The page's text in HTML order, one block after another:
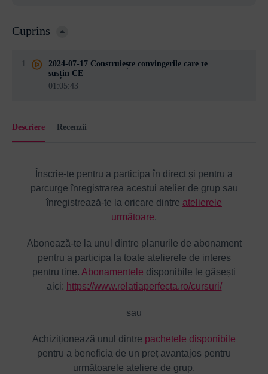
Descriere Recenzii
Înscrie-te pentru a participa în direct și pentru a
parcurge înregistrarea acestui atelier de grup sau
înregistrează-te la oricare dintre atelierele
următoare.
Abonează-te la unul dintre planurile de abonament
pentru a participa la toate atelierele de interes
pentru tine. Abonamentele disponibile le găsești
aici: https://www.relatiaperfecta.ro/cursuri/
sau
Achiziționează unul dintre pachetele disponibile
pentru a beneficia de un preț avantajos pentru
următoarele ateliere de grup.
Cuprins
2024-07-17 Construiește convingerile care te
susțin CE
01:05:43